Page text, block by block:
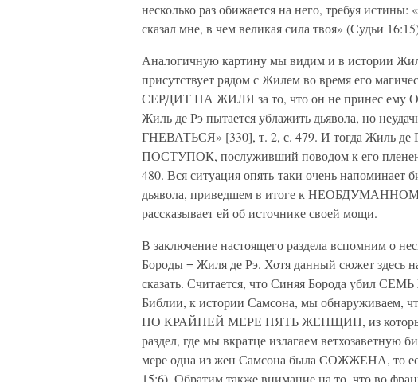
несколько раз обижается на него, требуя
сказал мне, в чем великая сила твоя» (Судьи
Аналогичную картину мы видим и в истории
присутствует рядом с Жилем во время его
СЕРДИТ НА ЖИЛЯ за то, что он не принес
Жиль де Рэ пытается ублажить дьявола, но
ГНЕВАТЬСЯ» [330], т. 2, с. 479. И тогда Жиль
ПОСТУПОК, послуживший поводом к его
480. Вся ситуация опять-таки очень напоминает
дьявола, приведшем в итоге к
рассказывает ей об источнике своей мощи.
В заключение настоящего раздела вспомним о
Бороды = Жиля де Рэ. Хотя данный сюжет здесь
сказать. Считается, что Синяя Борода убил
Библии, к истории Самсона, мы обнаруживаем,
ПО КРАЙНЕЙ МЕРЕ ПЯТЬ ЖЕНЩИН, из которых
раздел, где мы вкратце излагаем
мере одна из жен Самсона была СОЖЖЕНА, то
15:6). Обратим также внимание на то, что во